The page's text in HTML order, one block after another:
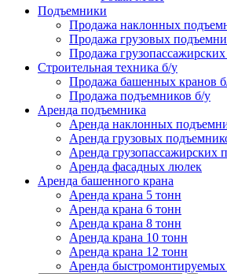
Подъемники
Продажа наклонных
Продажа грузовых
Продажа
Строительная техника б/у
Продажа башенных кранов
Продажа подъемников б/у
Аренда подъемника
Аренда наклонных
Аренда грузовых
Аренда грузопассажирских
Аренда фасадных люлек
Аренда башенного крана
Аренда крана 5 тонн
Аренда крана 6 тонн
Аренда крана 8 тонн
Аренда крана 10 тонн
Аренда крана 12 тонн
Аренда быстромонтируемых